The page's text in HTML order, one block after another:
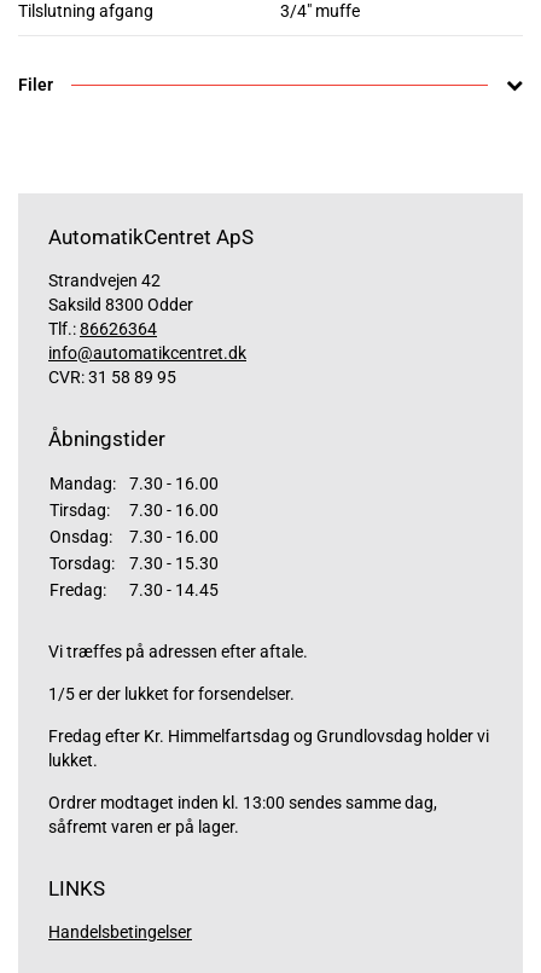
Tilslutning afgang 3/4" muffe
Filer
AutomatikCentret ApS
Strandvejen 42
Saksild 8300 Odder
Tlf.:86626364
info@automatikcentret.dk
CVR: 31 58 89 95
Åbningstider
Mandag:
7.30 - 16.00
Tirsdag:
7.30 - 16.00
Onsdag:
7.30 - 16.00
Torsdag:
7.30 - 15.30
Fredag:
7.30 - 14.45
Vi træffes på adressen efter aftale.
1/5 er der lukket for forsendelser.
Fredag efter Kr. Himmelfartsdag og Grundlovsdag holder vi
lukket.
Ordrer modtaget inden kl. 13:00 sendes samme dag,
såfremt varen er på lager.
LINKS
Handelsbetingelser